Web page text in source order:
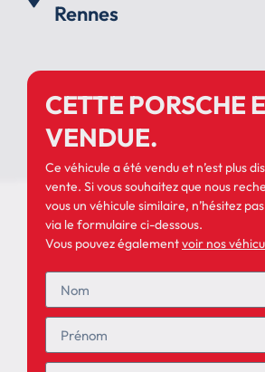
Rennes
CETTE PORSCHE
VENDUE.
Ce véhicule a été vendu et n’est plus
vente. Si vous souhaitez que nous
vous un véhicule similaire, n’hésitez
via le formulaire ci-dessous.
Vous pouvez égalementvoir nos